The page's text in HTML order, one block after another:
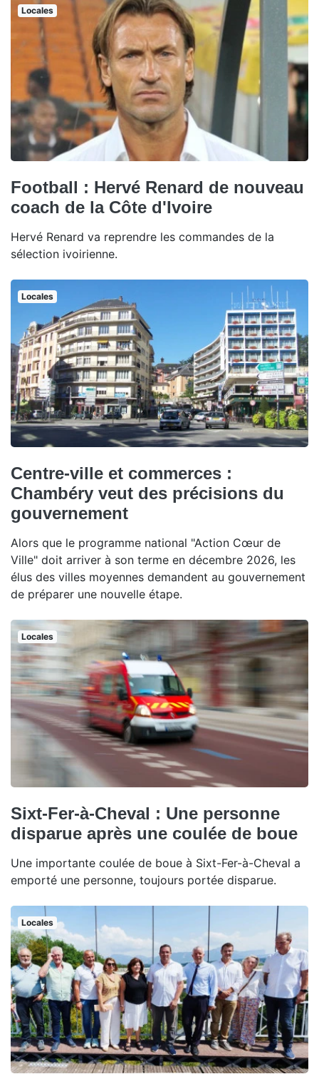
Locales
Football : Hervé Renard de nouveau
coach de la Côte d'Ivoire
Hervé Renard va reprendre les commandes de la
sélection ivoirienne.
Locales
Centre-ville et commerces :
Chambéry veut des précisions du
gouvernement
Alors que le programme national "Action Cœur de
Ville" doit arriver à son terme en décembre 2026, les
élus des villes moyennes demandent au gouvernement
de préparer une nouvelle étape.
Locales
Sixt-Fer-à-Cheval : Une personne
disparue après une coulée de boue
Une importante coulée de boue à Sixt-Fer-à-Cheval a
emporté une personne, toujours portée disparue.
Locales